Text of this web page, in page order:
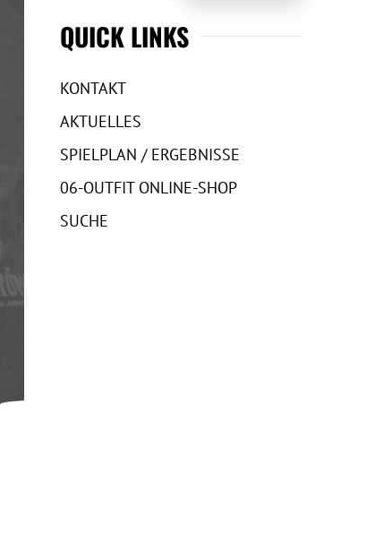
QUICK LINKS
KONTAKT
AKTUELLES
SPIELPLAN / ERGEBNISSE
06-OUTFIT ONLINE-SHOP
SUCHE